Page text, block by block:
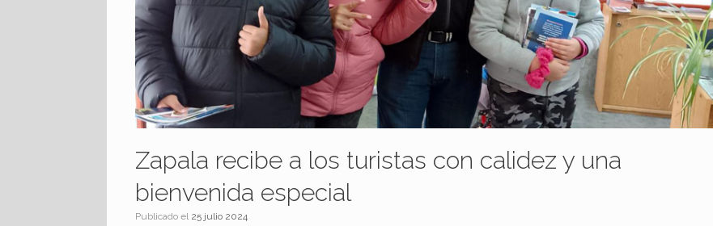
Zapala recibe a los turistas con calidez y una
bienvenida especial
Publicado el 25 julio 2024